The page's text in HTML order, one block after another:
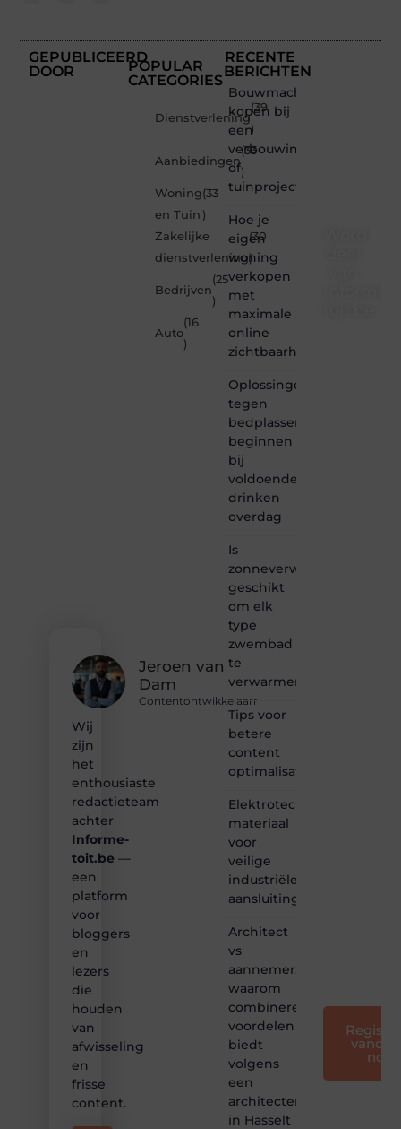
GEPUBLICEERD
DOOR
Jeroen van
Dam
Contentontwikkelaarr
Wij
zijn
het
enthousiaste
redactieteam
achter
Informe-
toit.be —
een
platform
voor
bloggers
en
lezers
die
houden
van
afwisseling
en
frisse
content.
POPULAR
CATEGORIES
Dienstverlening
(39
)
Aanbiedingen
(33
)
Woning
en Tuin
(33
)
Zakelijke
dienstverlening
(30
)
Bedrijven
(25
)
Auto
(16
)
RECENTE
BERICHTEN
Bouwmachines
kopen bij
een
verbouwing
of
tuinproject
Hoe je
eigen
woning
verkopen
met
maximale
online
zichtbaarheid
Oplossingen
tegen
bedplassen
beginnen
bij
voldoende
drinken
overdag
Is
zonneverwarming
geschikt
om elk
type
zwembad
te
verwarmen?
Tips voor
betere
content
optimalisatie
Elektrotechnisch
materiaal
voor
veilige
industriële
aansluitingen
Architect
vs
aannemer:
waarom
combineren
voordelen
biedt
volgens
een
architectenbureau
in Hasselt
nog